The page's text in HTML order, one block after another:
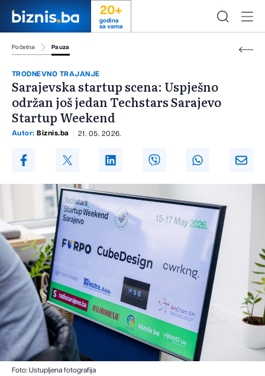
20+
godina
sa vama
Početna Pauza
TRODNEVNO TRAJANJE
Sarajevska startup scena: Uspješno
održan još jedan Techstars Sarajevo
Startup Weekend
Autor: Biznis.ba 21. 05. 2026.
Foto: Ustupljena fotografija